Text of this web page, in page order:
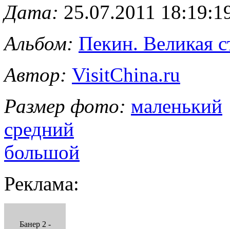
Дата: 25.07.2011
Альбом: Пекин. Великая
Автор: VisitChina.ru
Размер фото: маленький
средний
большой
Реклама:
Банер 2 -